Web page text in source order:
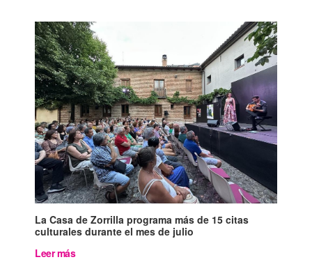
La Casa de Zorrilla programa más de 15 citas
culturales durante el mes de julio
Leer más